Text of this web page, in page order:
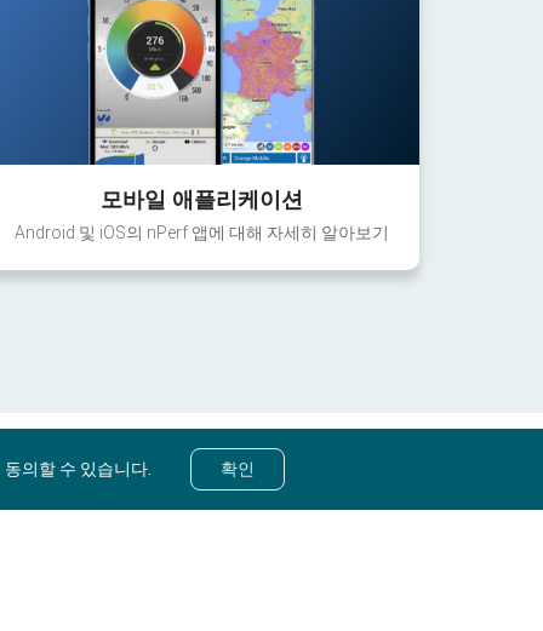
모바일 애플리케이션
Android 및 iOS의 nPerf 앱에 대해 자세히 알아보기
동의할 수 있습니다. 확인